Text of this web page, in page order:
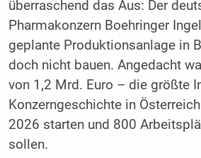
überraschend das Aus: Der
Pharmakonzern Boehringer
geplante Produktionsanlage in
doch nicht bauen. Angedacht
von 1,2 Mrd. Euro – die größte
Konzerngeschichte in
2026 starten und 800
sollen.